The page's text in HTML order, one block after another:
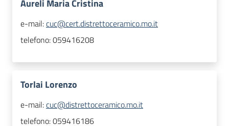
Aureli Maria Cristina
e-mail:cuc@cert.distrettoceramico.mo.it
telefono:059416208
Torlai Lorenzo
e-mail:cuc@distrettoceramico.mo.it
telefono:059416186